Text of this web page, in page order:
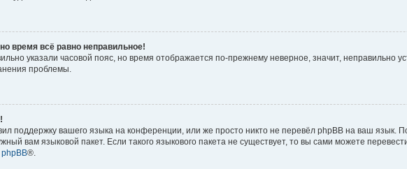
время всё равно неправильное!
указали часовой пояс, но время отображается по-прежнему неверное, значит, неправильно
проблемы.
поддержку вашего языка на конференции, или же просто никто не перевёл phpBB на ваш язык.
вам языковой пакет. Если такого языкового пакета не существует, то вы сами можете
phpBB®.